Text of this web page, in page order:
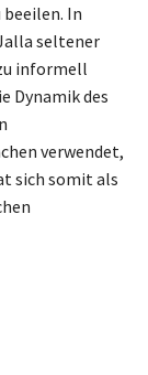
In
seltener
informell
Dynamik des
verwendet,
sich somit als